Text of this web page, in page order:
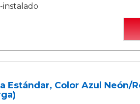
Estándar, Color Azul Neón/